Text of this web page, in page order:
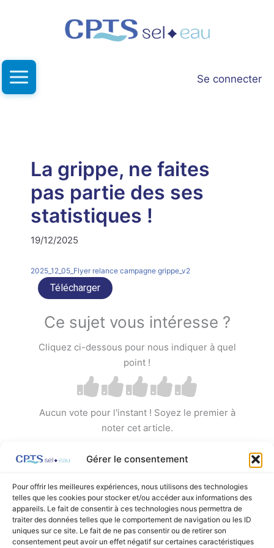
Gérer le consentement
Pour offrir les meilleures expériences, nous utilisons des technologies
telles que les cookies pour stocker et/ou accéder aux informations des
appareils. Le fait de consentir à ces technologies nous permettra de
traiter des données telles que le comportement de navigation ou les ID
uniques sur ce site. Le fait de ne pas consentir ou de retirer son
consentement peut avoir un effet négatif sur certaines caractéristiques
Se connecter
La grippe, ne faites
pas partie des ses
statistiques !
19/12/2025
2025_12_05_Flyer relance campagne grippe_v2
Télécharger
Ce sujet vous intéresse ?
Cliquez ci-dessous pour nous indiquer à quel
point !
Aucun vote pour l'instant ! Soyez le premier à
noter cet article.
Article précédent Article suivant